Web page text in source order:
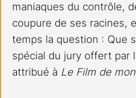
maniaques du contrôle,
coupure de ses racines,
temps la question : Que
spécial du jury offert par
attribué à Le Film de